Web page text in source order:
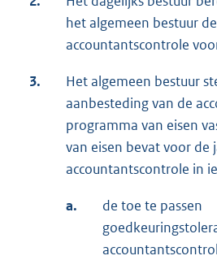
het algemeen bestuur
accountantscontrole
3.
Het algemeen bestuur
aanbesteding van de
programma van eisen
van eisen bevat voor de
accountantscontrole in
a.
de toe te passen